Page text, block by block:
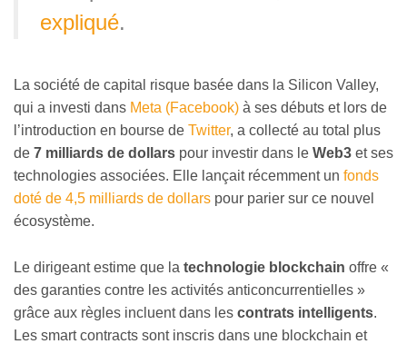
expliqué.
La société de capital risque basée dans la Silicon Valley,
qui a investi dans Meta (Facebook) à ses débuts et lors de
l’introduction en bourse de Twitter, a collecté au total plus
de 7 milliards de dollars pour investir dans le Web3 et ses
technologies associées. Elle lançait récemment un fonds
doté de 4,5 milliards de dollars pour parier sur ce nouvel
écosystème.
Le dirigeant estime que la technologie blockchain offre «
des garanties contre les activités anticoncurrentielles »
grâce aux règles incluent dans les contrats intelligents.
Les smart contracts sont inscris dans une blockchain et